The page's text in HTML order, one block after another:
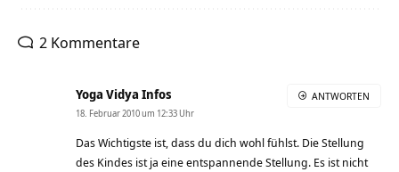
2 Kommentare
Yoga Vidya Infos
18. Februar 2010 um 12:33 Uhr
Das Wichtigste ist, dass du dich wohl fühlst. Die Stellung
des Kindes ist ja eine entspannende Stellung. Es ist nicht
ANTWORTEN